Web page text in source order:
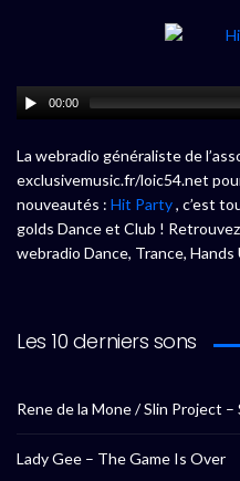
00:00
La webradio généraliste de
exclusivemusic.fr/loic54.net
nouveautés : Hit Party, c’est
golds Dance et Club !
webradio Dance, Trance, Hands
Les 10 derniers sons
Rene de la Mone / Slin Project –
Lady Gee – The Game Is Over